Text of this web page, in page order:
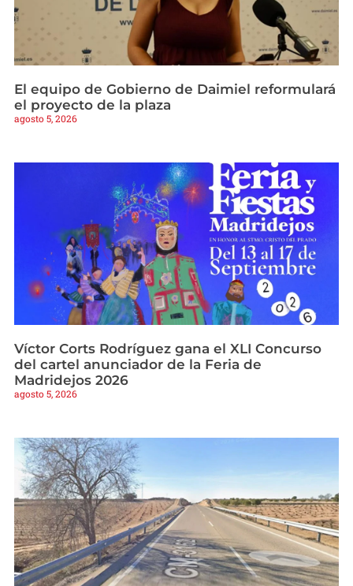
El equipo de Gobierno de Daimiel reformulará
el proyecto de la plaza
agosto 5, 2026
Víctor Corts Rodríguez gana el XLI Concurso
del cartel anunciador de la Feria de
Madridejos 2026
agosto 5, 2026